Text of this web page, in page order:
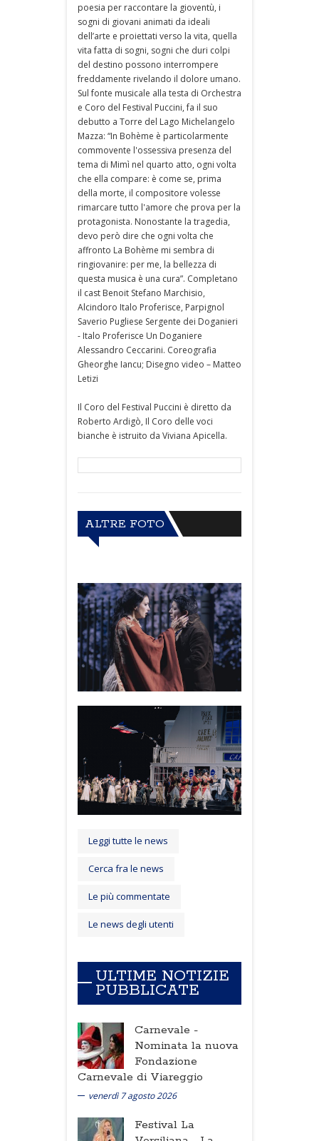
poesia per raccontare la gioventù, i
sogni di giovani animati da ideali
dell’arte e proiettati verso la vita, quella
vita fatta di sogni, sogni che duri colpi
del destino possono interrompere
freddamente rivelando il dolore umano.
Sul fonte musicale alla testa di Orchestra
e Coro del Festival Puccini, fa il suo
debutto a Torre del Lago Michelangelo
Mazza: “In Bohème è particolarmente
commovente l'ossessiva presenza del
tema di Mimì nel quarto atto, ogni volta
che ella compare: è come se, prima
della morte, il compositore volesse
rimarcare tutto l'amore che prova per la
protagonista. Nonostante la tragedia,
devo però dire che ogni volta che
affronto La Bohème mi sembra di
ringiovanire: per me, la bellezza di
questa musica è una cura”. Completano
il cast Benoit Stefano Marchisio,
Alcindoro Italo Proferisce, Parpignol
Saverio Pugliese Sergente dei Doganieri
- Italo Proferisce Un Doganiere
Alessandro Ceccarini. Coreografia
Gheorghe Iancu; Disegno video – Matteo
Letizi
Il Coro del Festival Puccini è diretto da
Roberto Ardigò, Il Coro delle voci
bianche è istruito da Viviana Apicella.
ALTRE FOTO
Leggi tutte le news
Cerca fra le news
Le più commentate
Le news degli utenti
ULTIME NOTIZIE
PUBBLICATE
Carnevale -
Nominata la nuova
Fondazione
Carnevale di Viareggio
venerdì 7 agosto 2026
Festival La